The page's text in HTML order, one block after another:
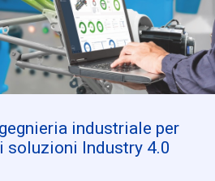
industriale per
soluzioni Industry 4.0